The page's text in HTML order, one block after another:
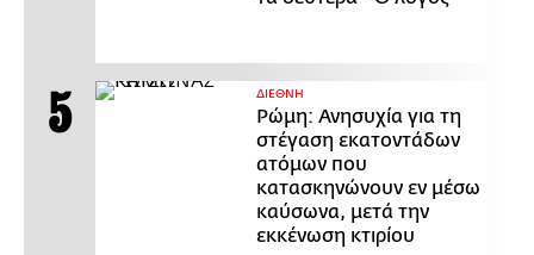
ΔΙΕΘΝΗ
Ρώμη: Ανησυχία για τη
στέγαση εκατοντάδων
ατόμων που
κατασκηνώνουν εν μέσω
καύσωνα, μετά την
εκκένωση κτιρίου